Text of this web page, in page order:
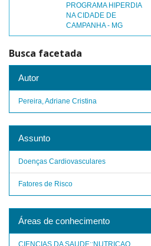
PROGRAMA HIPERDIA
NA CIDADE DE
CAMPANHA - MG
Busca facetada
Autor
Pereira, Adriane Cristina
Assunto
Doenças Cardiovasculares
Fatores de Risco
Áreas de conhecimento
CIENCIAS DA SAUDE::NUTRICAO